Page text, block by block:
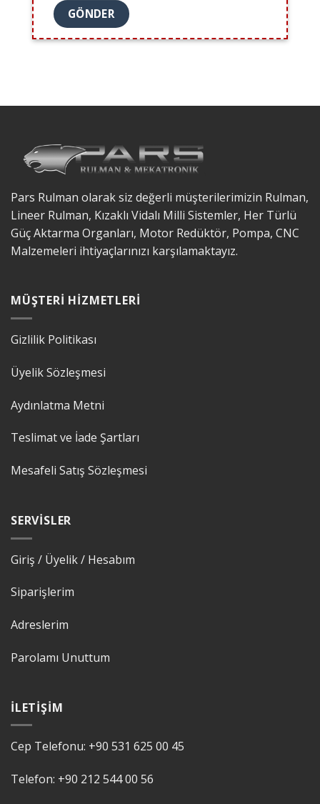
Pars Rulman olarak siz değerli müşterilerimizin Rulman,
Lineer Rulman, Kızaklı Vidalı Milli Sistemler, Her Türlü
Güç Aktarma Organları, Motor Redüktör, Pompa, CNC
Malzemeleri ihtiyaçlarınızı karşılamaktayız.
MÜŞTERI HIZMETLERI
Gizlilik Politikası
Üyelik Sözleşmesi
Aydınlatma Metni
Teslimat ve İade Şartları
Mesafeli Satış Sözleşmesi
SERVISLER
Giriş / Üyelik / Hesabım
Siparişlerim
Adreslerim
Parolamı Unuttum
İLETIŞIM
Cep Telefonu: +90 531 625 00 45
Telefon: +90 212 544 00 56